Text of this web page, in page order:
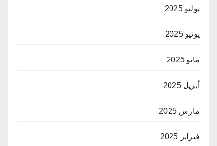
يوليو 2025
يونيو 2025
مايو 2025
أبريل 2025
مارس 2025
فبراير 2025